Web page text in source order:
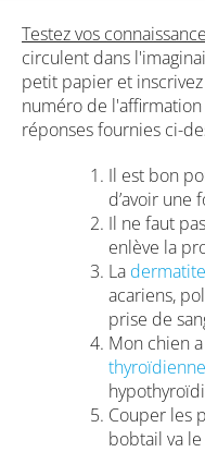
Testez vos
circulent dans
petit papier et
numéro de
réponses fournies ci-
Il est bon
d’avoir une
Il ne faut
enlève la
La
acariens,
prise de
Mon chien
thyroïdienne
Couper les
bobtail va